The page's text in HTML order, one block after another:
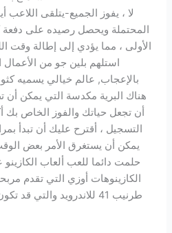
لا ، يفوز الجميع-يتلقى
المحتملة ويحصل رصيده على دفعة
الأولى ، مما يؤدي إلى إطالة وقت
استلهم بلين جو من الأعمال
بالإعجاب, عالم خيالي يسميه
هناك البرية مكدسة التي يمكن
أن تجعل حياتك والفوز الخاص بك
التسجيل ، أقترح عليك أن تبدأ
يمكن أن يستغرق الأمر بعض
حلمت دائما للعب ألعاب
طرنيب 41 للاندرويد